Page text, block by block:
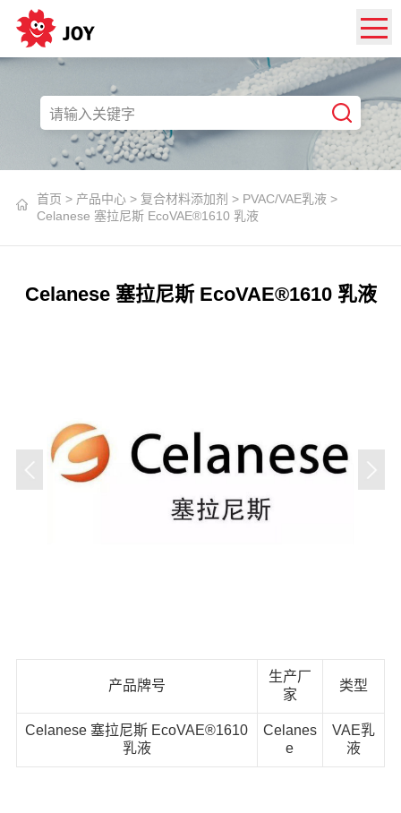
首页 > 产品中心> 复合材料添加剂 > PVAC/VAE乳液>
Celanese 塞拉尼斯 EcoVAE®1610 乳液
Celanese 塞拉尼斯 EcoVAE®1610 乳液
产品牌号
生产厂
家
类型
Celanese 塞拉尼斯 EcoVAE®1610
乳液
Celanes
e
VAE乳
液